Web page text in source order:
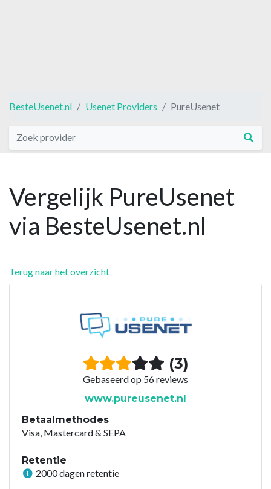
BesteUsenet.nl Usenet Providers PureUsenet
Vergelijk PureUsenet
via BesteUsenet.nl
Terug naar het overzicht
(3)
Gebaseerd op 56 reviews
www.pureusenet.nl
Betaalmethodes
Visa, Mastercard & SEPA
Retentie
2000 dagen retentie